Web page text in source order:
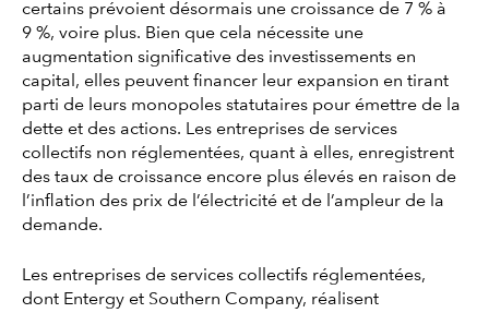
certains prévoient désormais une croissance de 7 % à
9 %, voire plus. Bien que cela nécessite une
augmentation significative des investissements en
capital, elles peuvent financer leur expansion en tirant
parti de leurs monopoles statutaires pour émettre de la
dette et des actions. Les entreprises de services
collectifs non réglementées, quant à elles, enregistrent
des taux de croissance encore plus élevés en raison de
l’inflation des prix de l’électricité et de l’ampleur de la
demande.
Les entreprises de services collectifs réglementées,
dont Entergy et Southern Company, réalisent